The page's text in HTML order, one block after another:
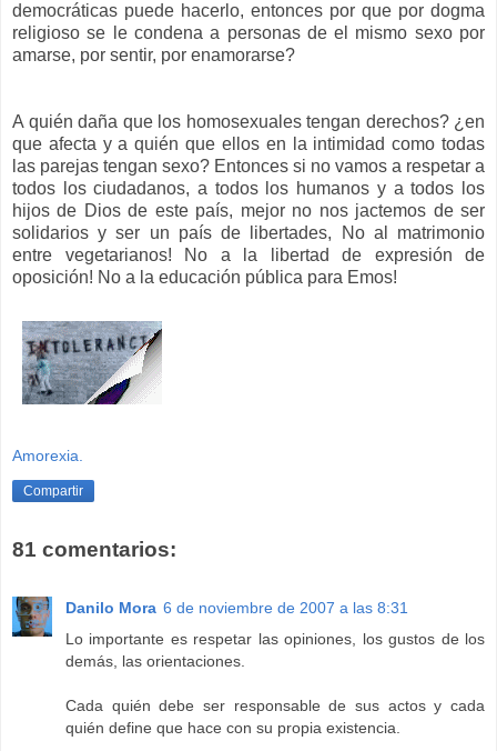
democráticas puede hacerlo, entonces por que por dogma
religioso se le condena a personas de el mismo sexo por
amarse, por sentir, por enamorarse?
A quién daña que los homosexuales tengan derechos? ¿en
que afecta y a quién que ellos en la intimidad como todas
las parejas tengan sexo? Entonces si no vamos a respetar a
todos los ciudadanos, a todos los humanos y a todos los
hijos de Dios de este país, mejor no nos jactemos de ser
solidarios y ser un país de libertades, No al matrimonio
entre vegetarianos! No a la libertad de expresión de
oposición! No a la educación pública para Emos!
Amorexia.
Compartir
81 comentarios:
Danilo Mora 6 de noviembre de 2007 a las 8:31
Lo importante es respetar las opiniones, los gustos de los
demás, las orientaciones.
Cada quién debe ser responsable de sus actos y cada
quién define que hace con su propia existencia.